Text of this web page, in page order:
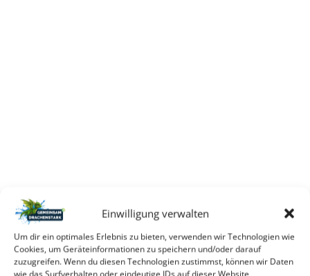
Einwilligung verwalten
Um dir ein optimales Erlebnis zu bieten, verwenden wir Technologien wie
Cookies, um Geräteinformationen zu speichern und/oder darauf
zuzugreifen. Wenn du diesen Technologien zustimmst, können wir Daten
DRACHENSTARK IN
DER PRESSE